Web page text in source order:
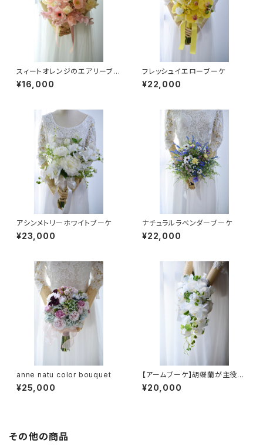
スィートオレンジのエアリーブー
ケ
¥16,000
フレッシュイエローブーケ
¥22,000
アシンメトリーホワイトブーケ
¥23,000
ナチュラルラベンダーブーケ
¥22,000
anne natu color bouquet
¥25,000
【アームブーケ】胡蝶蘭が主役の
ホワイト&グリーン
¥20,000
その他の商品